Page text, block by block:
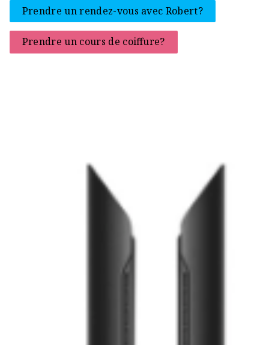
Prendre un rendez-vous avec Robert?
Prendre un cours de coiffure?